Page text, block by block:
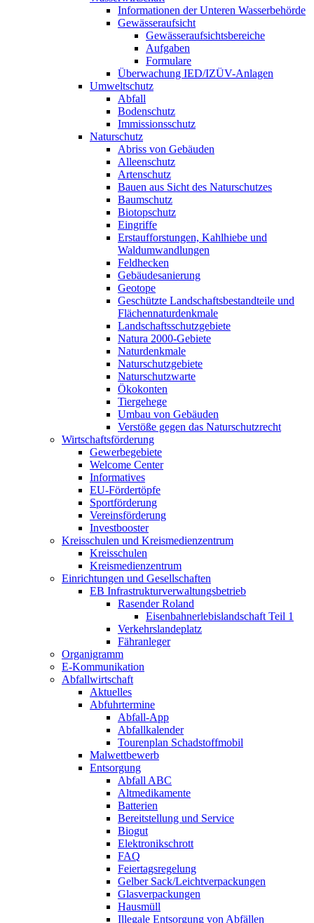
Informationen der Unteren Wasserbehörde
Gewässeraufsicht
Gewässeraufsichtsbereiche
Aufgaben
Formulare
Überwachung IED/IZÜV-Anlagen
Umweltschutz
Abfall
Bodenschutz
Immissionsschutz
Naturschutz
Abriss von Gebäuden
Alleenschutz
Artenschutz
Bauen aus Sicht des Naturschutzes
Baumschutz
Biotopschutz
Eingriffe
Erstaufforstungen, Kahlhiebe und
Waldumwandlungen
Feldhecken
Gebäudesanierung
Geotope
Geschützte Landschaftsbestandteile und
Flächennaturdenkmale
Landschaftsschutzgebiete
Natura 2000-Gebiete
Naturdenkmale
Naturschutzgebiete
Naturschutzwarte
Ökokonten
Tiergehege
Umbau von Gebäuden
Verstöße gegen das Naturschutzrecht
Wirtschaftsförderung
Gewerbegebiete
Welcome Center
Informatives
EU-Fördertöpfe
Sportförderung
Vereinsförderung
Investbooster
Kreisschulen und Kreismedienzentrum
Kreisschulen
Kreismedienzentrum
Einrichtungen und Gesellschaften
EB Infrastruktur­verwaltungsbetrieb
Rasender Roland
Eisenbahnerlebis­landschaft Teil 1
Verkehrslandeplatz
Fähranleger
Organigramm
E-Kommunikation
Abfallwirtschaft
Aktuelles
Abfuhrtermine
Abfall-App
Abfallkalender
Tourenplan Schadstoffmobil
Malwettbewerb
Entsorgung
Abfall ABC
Altmedikamente
Batterien
Bereitstellung und Service
Biogut
Elektronikschrott
FAQ
Feiertagsregelung
Gelber Sack/Leichtverpackungen
Glasverpackungen
Hausmüll
Illegale Entsorgung von Abfällen